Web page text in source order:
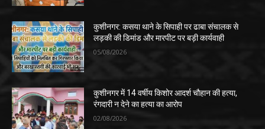
कुशीनगर: कसया थाने के सिपाही पर ढाबा संचालक से
लड़की की डिमांड और मारपीट पर बड़ी कार्यवाही
05/08/2026
कुशीनगर में 14 वर्षीय किशोर आदर्श चौहान की हत्या,
रंगदारी न देने का हत्या का आरोप
02/08/2026